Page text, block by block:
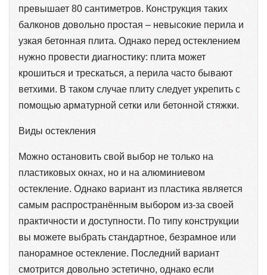
превышает 80 сантиметров. Конструкция таких
балконов довольно простая – невысокие перила и
узкая бетонная плита. Однако перед остеклением
нужно провести диагностику: плита может
крошиться и трескаться, а перила часто бывают
ветхими. В таком случае плиту следует укрепить с
помощью арматурной сетки или бетонной стяжки.
Виды остекления
Можно остановить свой выбор не только на
пластиковых окнах, но и на алюминиевом
остекление. Однако вариант из пластика является
самым распространённым выбором из-за своей
практичности и доступности. По типу конструкции
вы можете выбрать стандартное, безрамное или
панорамное остекление. Последний вариант
смотрится довольно эстетично, однако если